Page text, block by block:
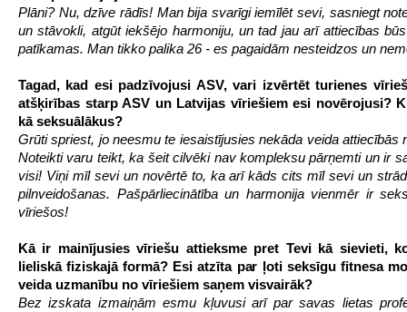
Plāni? Nu, dzīve rādīs! Man bija svarīgi iemīlēt sevi, sasniegt
un stāvokli, atgūt iekšējo harmoniju, un tad jau arī attiecības
patīkamas. Man tikko palika 26 - es pagaidām nesteidzos un
Tagad, kad esi padzīvojusi ASV, vari izvērtēt turienes
atšķirības starp ASV un Latvijas vīriešiem esi novērojusi?
kā seksuālākus?
Grūti spriest, jo neesmu te iesaistījusies nekāda veida attiecībās
Noteikti varu teikt, ka šeit cilvēki nav kompleksu pārņemti un ir
visi! Viņi mīl sevi un novērtē to, ka arī kāds cits mīl sevi un
pilnveidošanas. Pašpārliecinātība un harmonija vienmēr ir
vīriešos!
Kā ir mainījusies vīriešu attieksme pret Tevi kā sievieti,
lieliskā fiziskajā formā? Esi atzīta par ļoti seksīgu fitnesa
veida uzmanību no vīriešiem saņem visvairāk?
Bez izskata izmaiņām esmu kļuvusi arī par savas lietas